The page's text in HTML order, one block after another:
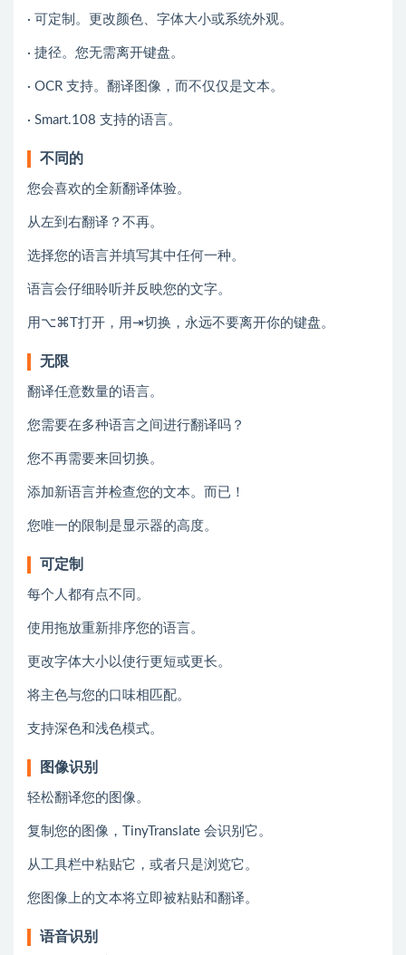
· 可定制。更改颜色、字体大小或系统外观。
· 捷径。您无需离开键盘。
· OCR 支持。翻译图像，而不仅仅是文本。
· Smart.108 支持的语言。
不同的
您会喜欢的全新翻译体验。
从左到右翻译？不再。
选择您的语言并填写其中任何一种。
语言会仔细聆听并反映您的文字。
用⌥⌘T打开，用⇥切换，永远不要离开你的键盘。
无限
翻译任意数量的语言。
您需要在多种语言之间进行翻译吗？
您不再需要来回切换。
添加新语言并检查您的文本。而已！
您唯一的限制是显示器的高度。
可定制
每个人都有点不同。
使用拖放重新排序您的语言。
更改字体大小以使行更短或更长。
将主色与您的口味相匹配。
支持深色和浅色模式。
图像识别
轻松翻译您的图像。
复制您的图像，TinyTranslate 会识别它。
从工具栏中粘贴它，或者只是浏览它。
您图像上的文本将立即被粘贴和翻译。
语音识别